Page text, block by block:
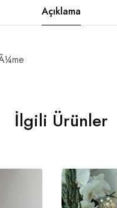
Açıklama
İlgili Ürünler